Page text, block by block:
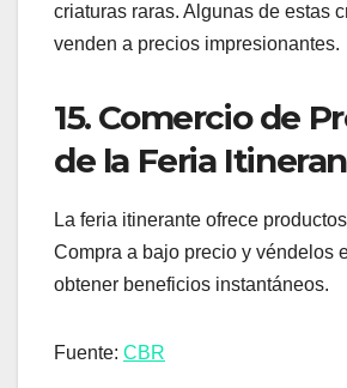
criaturas raras. Algunas de estas
venden a precios impresionantes.
15. Comercio de
de la Feria
La feria itinerante ofrece
Compra a bajo precio y véndelos
obtener beneficios instantáneos.
Fuente: CBR